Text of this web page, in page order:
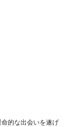
的な出会いを遂げ